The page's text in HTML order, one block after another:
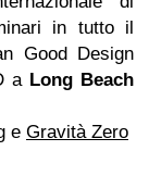
in tutto il
Good Design
a Long Beach
e Gravità Zero